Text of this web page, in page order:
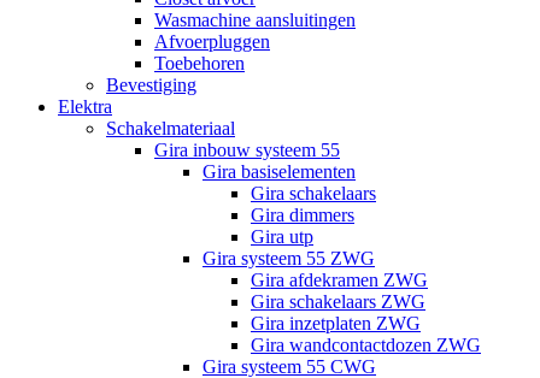
Wasmachine aansluitingen
Afvoerpluggen
Toebehoren
Bevestiging
Elektra
Schakelmateriaal
Gira inbouw systeem 55
Gira basiselementen
Gira schakelaars
Gira dimmers
Gira utp
Gira systeem 55 ZWG
Gira afdekramen ZWG
Gira schakelaars ZWG
Gira inzetplaten ZWG
Gira wandcontactdozen ZWG
Gira systeem 55 CWG